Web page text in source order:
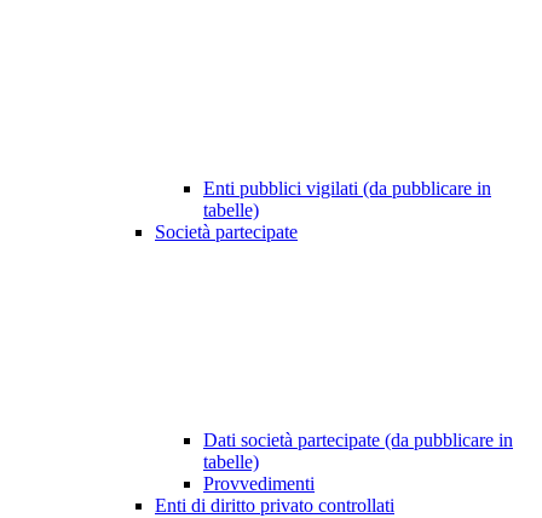
Enti pubblici vigilati (da pubblicare in
tabelle)
Società partecipate
Dati società partecipate (da pubblicare in
tabelle)
Provvedimenti
Enti di diritto privato controllati